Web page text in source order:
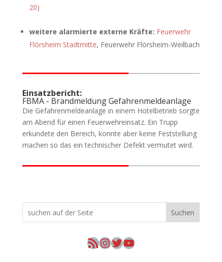
20)
weitere alarmierte externe Kräfte: Feuerwehr
Flörsheim Stadtmitte, Feuerwehr Flörsheim-Weilbach
Einsatzbericht:
FBMA - Brandmeldung Gefahrenmeldeanlage
Die Gefahrenmeldeanlage in einem Hotelbetrieb sorgte
am Abend für einen Feuerwehreinsatz. Ein Trupp
erkundete den Bereich, konnte aber keine Feststellung
machen so das ein technischer Defekt vermutet wird.
Suchen
RSS-Feed
Instagram
Twitter
YouTube